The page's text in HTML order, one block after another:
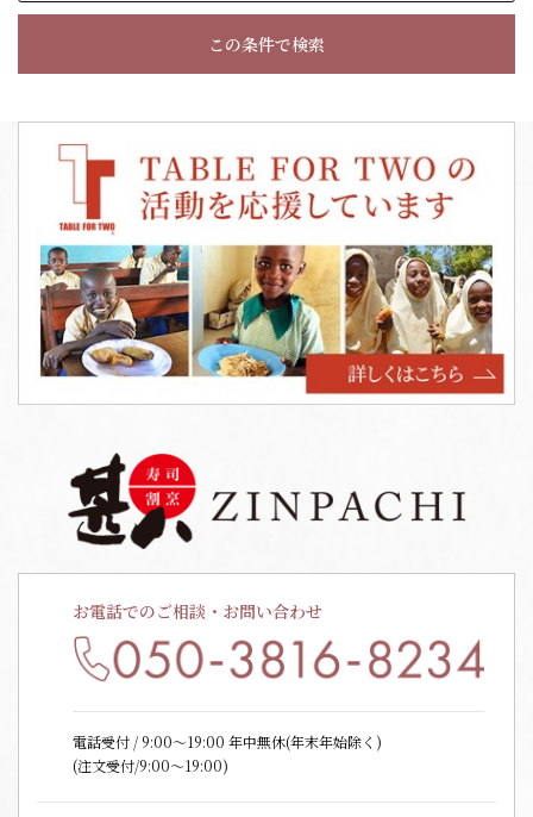
この条件で検索
お電話でのご相談・お問い合わせ
電話受付 / 9:00〜19:00 年中無休(年末年始除く)
(注文受付/9:00～19:00)